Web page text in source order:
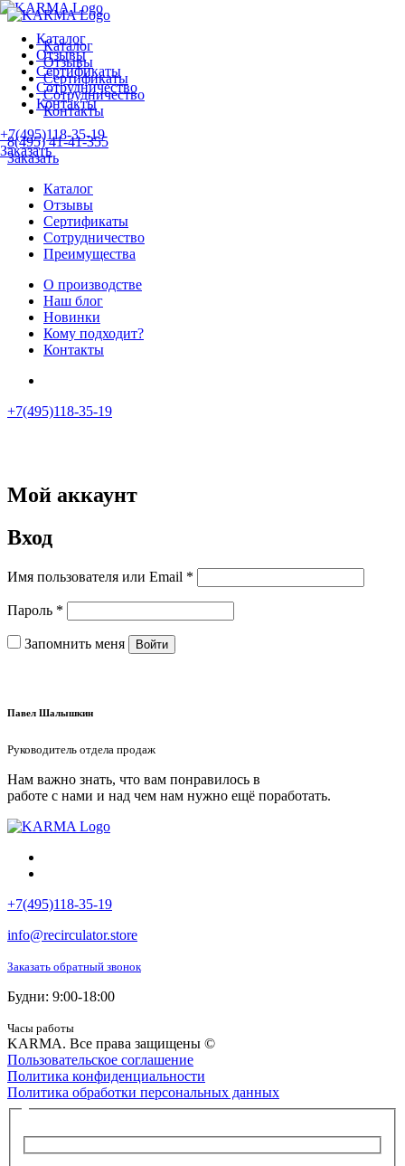
Каталог
Отзывы
Сертификаты
Сотрудничество
Контакты
8(495) 41-41-355
Заказать
Каталог
Отзывы
Сертификаты
Сотрудничество
Преимущества
О производстве
Наш блог
Новинки
Кому подходит?
Контакты
+7(495)118-35-19
Каталог
Отзывы
Сертификаты
Сотрудничество
Контакты
+7(495)118-35-19
Заказать
Мой аккаунт
Вход
Имя пользователя или Email *
Пароль *
Запомнить меня Войти
Павел Шалышкин
Руководитель отдела продаж
Нам важно знать, что вам понравилось в
работе с нами и над чем нам нужно ещё поработать.
+7(495)118-35-19
info@recirculator.store
Заказать обратный звонок
Будни: 9:00-18:00
Часы работы
KARMA. Все права защищены ©
Пользовательское соглашение
Политика конфиденциальности
Политика обработки персональных данных